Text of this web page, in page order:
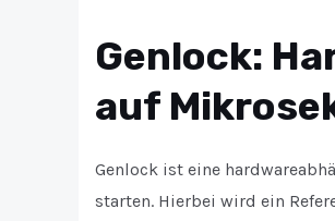
Genlock:
auf
Genlock ist eine
starten. Hierbei wird ein